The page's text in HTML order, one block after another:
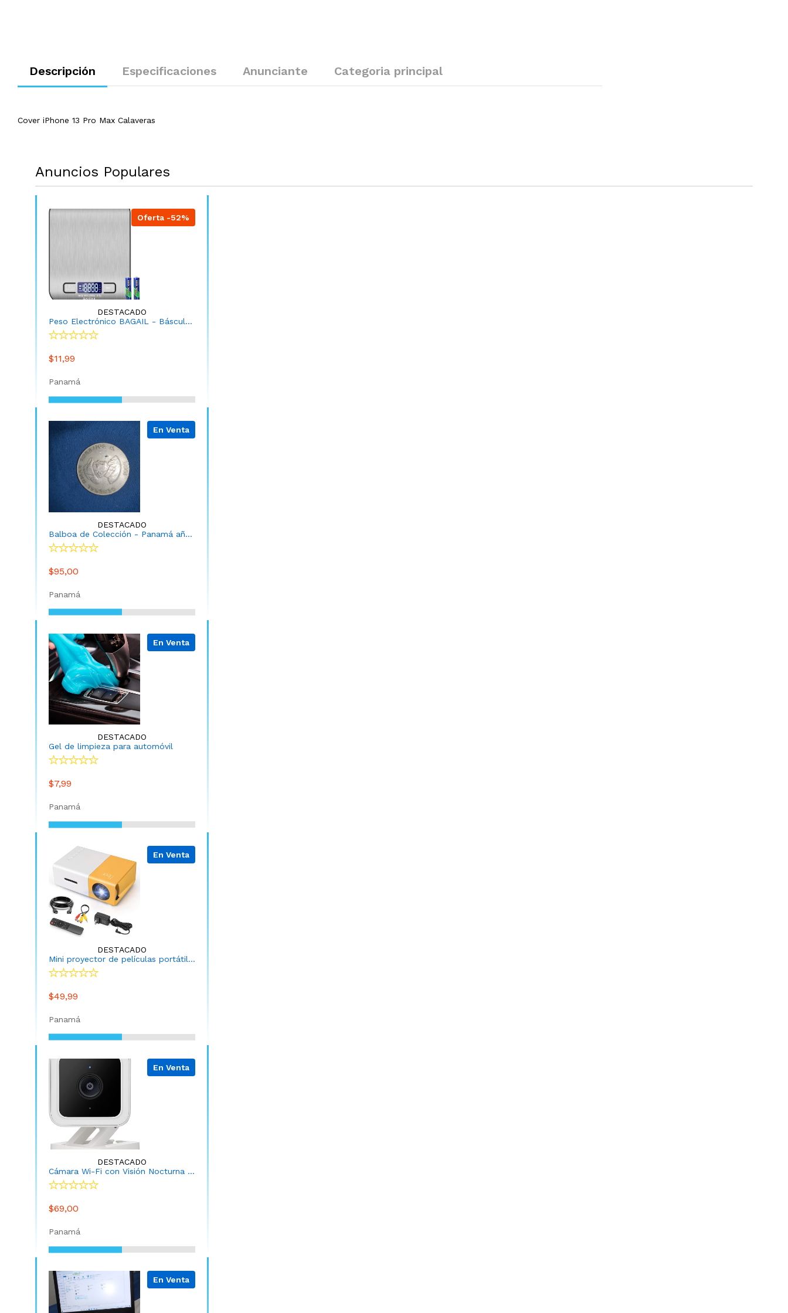
Descripción Especificaciones Anunciante Categoria principal
Cover iPhone 13 Pro Max Calaveras
Anuncios Populares
Oferta -52%
DESTACADO
Peso Electrónico BAGAIL - Báscula digital de cocina de acero inoxidable de alta calidad, peso de gramos y onzas para hornear y cocinar
$11,99
Panamá
En Venta
DESTACADO
Balboa de Colección - Panamá año 1982
$95,00
Panamá
En Venta
DESTACADO
Gel de limpieza para automóvil
$7,99
Panamá
En Venta
DESTACADO
Mini proyector de películas portátil con control remoto
$49,99
Panamá
En Venta
DESTACADO
Cámara Wi-Fi con Visión Nocturna (Instalación INCLUIDA y APP)
$69,00
Panamá
En Venta